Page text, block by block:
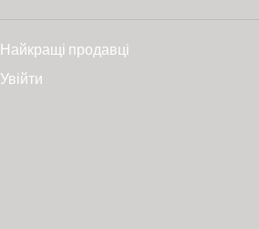
Найкращі продавці
Увійти